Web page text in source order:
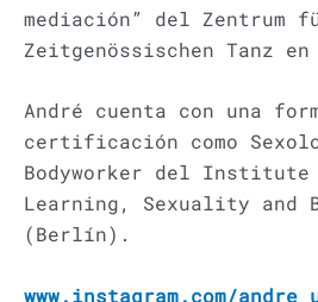
mediación” del Zentrum
Zeitgenössischen Tanz
André cuenta con una
certificación como
Bodyworker del Institute
Learning, Sexuality and
(Berlín).
www.instagram.com/